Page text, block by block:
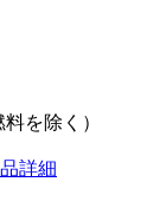
を除く）
詳細